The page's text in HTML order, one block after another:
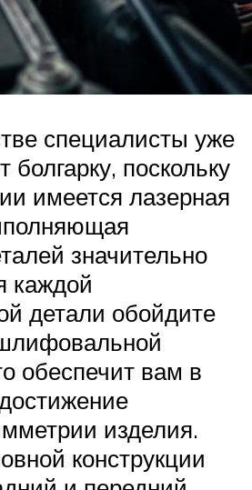
специалисты уже
болгарку, поскольку
имеется лазерная
значительно
каждой
детали обойдите
обеспечит вам в
изделия.
конструкции